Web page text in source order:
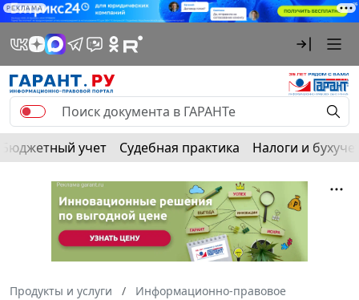
РЕКЛАМА
Бюджетный учет Судебная практика Налоги и
Продукты и услуги
Информационно-правовое